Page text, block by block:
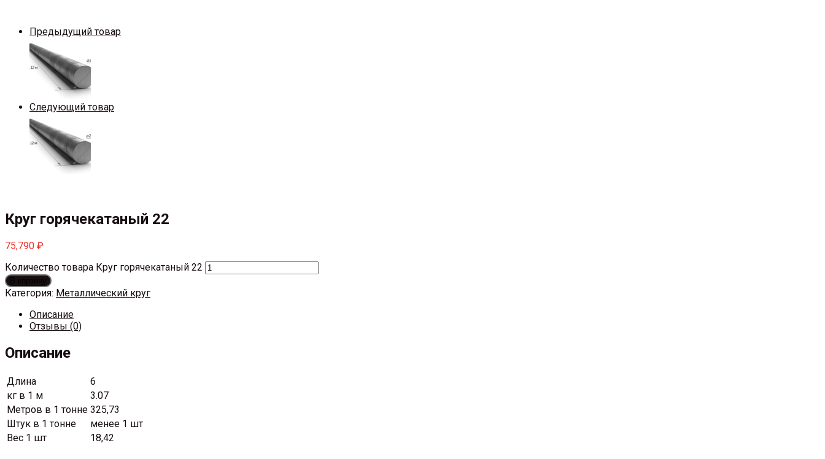
Предыдущий товар
Следующий товар
Круг горячекатаный 22
75,790 ₽
Количество товара Круг горячекатаный 22
В корзину
Категория: Металлический круг
Описание
Отзывы (0)
Описание
Длина
6
кг в 1 м
3.07
Метров в 1 тонне 325,73
Штук в 1 тонне
менее 1 шт
Вес 1 шт
18,42